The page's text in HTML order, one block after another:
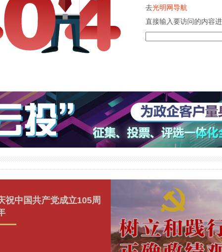
去光明网导航
直接输入要访问的内容